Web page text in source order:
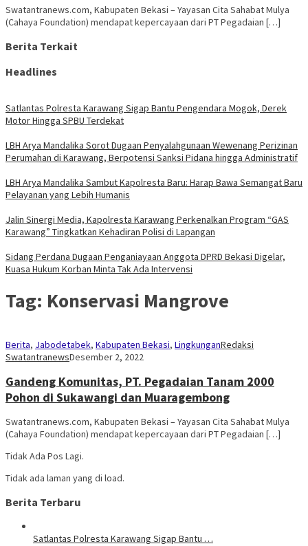
Swatantranews.com, Kabupaten Bekasi – Yayasan Cita Sahabat Mulya
(Cahaya Foundation) mendapat kepercayaan dari PT Pegadaian […]
Berita Terkait
Headlines
Satlantas Polresta Karawang Sigap Bantu Pengendara Mogok, Derek
Motor Hingga SPBU Terdekat
LBH Arya Mandalika Sorot Dugaan Penyalahgunaan Wewenang Perizinan
Perumahan di Karawang, Berpotensi Sanksi Pidana hingga Administratif
LBH Arya Mandalika Sambut Kapolresta Baru: Harap Bawa Semangat Baru
Pelayanan yang Lebih Humanis
Jalin Sinergi Media, Kapolresta Karawang Perkenalkan Program “GAS
Karawang” Tingkatkan Kehadiran Polisi di Lapangan
Sidang Perdana Dugaan Penganiayaan Anggota DPRD Bekasi Digelar,
Kuasa Hukum Korban Minta Tak Ada Intervensi
Tag: Konservasi Mangrove
Berita, Jabodetabek, Kabupaten Bekasi, LingkunganRedaksi
SwatantranewsDesember 2, 2022
Gandeng Komunitas, PT. Pegadaian Tanam 2000
Pohon di Sukawangi dan Muaragembong
Swatantranews.com, Kabupaten Bekasi – Yayasan Cita Sahabat Mulya
(Cahaya Foundation) mendapat kepercayaan dari PT Pegadaian […]
Tidak Ada Pos Lagi.
Tidak ada laman yang di load.
Berita Terbaru
Satlantas Polresta Karawang Sigap Bantu …